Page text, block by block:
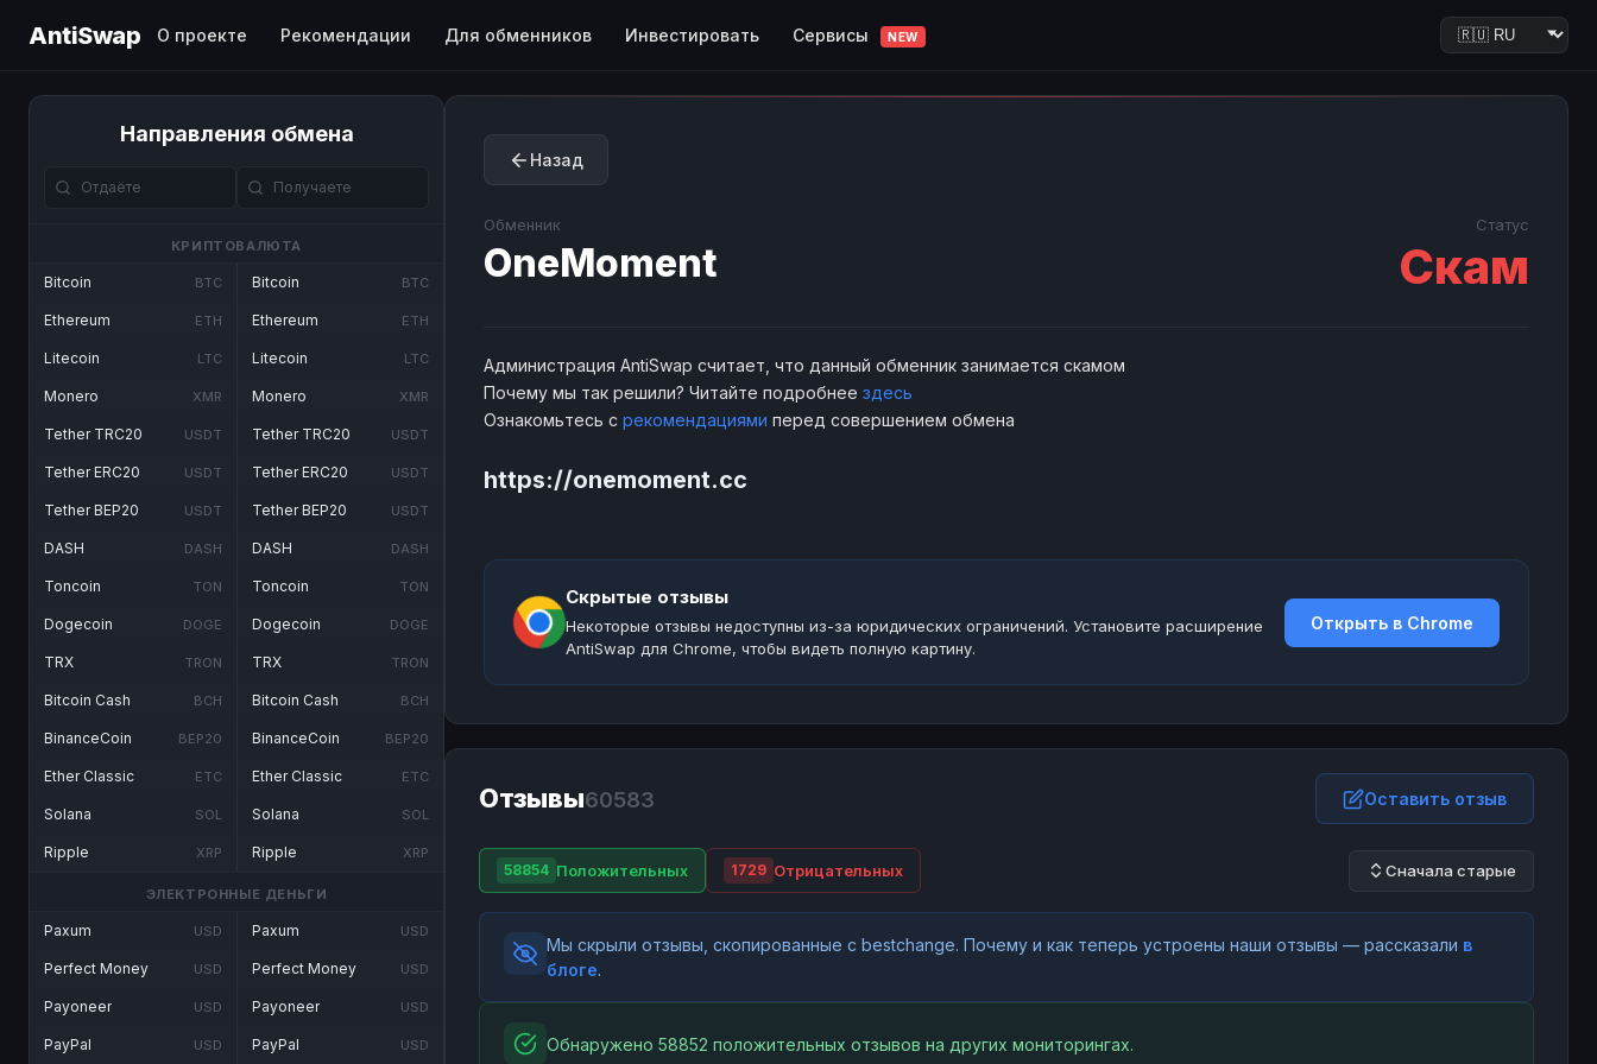
AntiSwap О проекте Рекомендации Для обменников Инвестировать Сервисы NEW
Направления обмена
КРИПТОВАЛЮТА
Bitcoin BTC
Ethereum ETH
Litecoin LTC
Monero XMR
Tether TRC20 USDT
Tether ERC20 USDT
Tether BEP20 USDT
DASH DASH
Toncoin TON
Dogecoin DOGE
TRX TRON
Bitcoin Cash BCH
BinanceCoin BEP20
Ether Classic ETC
Solana SOL
Ripple XRP
Bitcoin BTC
Ethereum ETH
Litecoin LTC
Monero XMR
Tether TRC20 USDT
Tether ERC20 USDT
Tether BEP20 USDT
DASH DASH
Toncoin TON
Dogecoin DOGE
TRX TRON
Bitcoin Cash BCH
BinanceCoin BEP20
Ether Classic ETC
Solana SOL
Ripple XRP
ЭЛЕКТРОННЫЕ ДЕНЬГИ
Paxum USD
Perfect Money USD
Payoneer USD
PayPal USD
Paxum USD
Perfect Money USD
Payoneer USD
PayPal USD
Назад
Обменник
OneMoment
Статус
Скам
Администрация AntiSwap считает, что данный обменник занимается скамом
Почему мы так решили? Читайте подробнее здесь
Ознакомьтесь с рекомендациями перед совершением обмена
https://onemoment.cc
Скрытые отзывы
Некоторые отзывы недоступны из-за юридических ограничений. Установите расширение
AntiSwap для Chrome, чтобы видеть полную картину.
Открыть в Chrome
Отзывы60583 Оставить отзыв
58854 Положительных 1729 Отрицательных Сначала старые
Мы скрыли отзывы, скопированные с bestchange. Почему и как теперь устроены наши отзывы — рассказали в
блоге.
Обнаружено 58852 положительных отзывов на других мониторингах.